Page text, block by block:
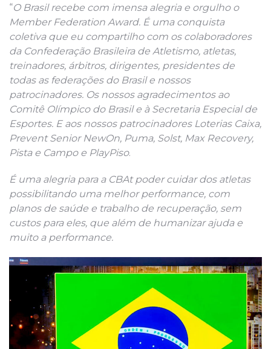
“O Brasil recebe com imensa alegria e orgulho o
Member Federation Award. É uma conquista
coletiva que eu compartilho com os colaboradores
da Confederação Brasileira de Atletismo, atletas,
treinadores, árbitros, dirigentes, presidentes de
todas as federações do Brasil e nossos
patrocinadores. Os nossos agradecimentos ao
Comitê Olímpico do Brasil e à Secretaria Especial de
Esportes. E aos nossos patrocinadores Loterias Caixa,
Prevent Senior NewOn, Puma, Solst, Max Recovery,
Pista e Campo e PlayPiso.
É uma alegria para a CBAt poder cuidar dos atletas
possibilitando uma melhor performance, com
planos de saúde e trabalho de recuperação, sem
custos para eles, que além de humanizar ajuda e
muito a performance.